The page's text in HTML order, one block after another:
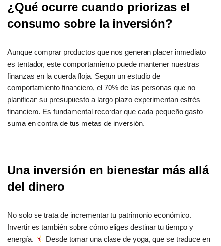
¿Qué ocurre cuando priorizas el
consumo sobre la inversión?
Aunque comprar productos que nos generan placer inmediato
es tentador, este comportamiento puede mantener nuestras
finanzas en la cuerda floja. Según un estudio de
comportamiento financiero, el 70% de las personas que no
planifican su presupuesto a largo plazo experimentan estrés
financiero. Es fundamental recordar que cada pequeño gasto
suma en contra de tus metas de inversión.
Una inversión en bienestar más allá
del dinero
No solo se trata de incrementar tu patrimonio económico.
Invertir es también sobre cómo eliges destinar tu tiempo y
energía.
Desde tomar una clase de yoga, que se traduce en